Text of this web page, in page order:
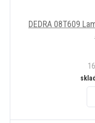
DEDRA 08T609